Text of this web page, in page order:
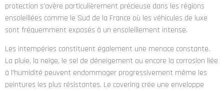
protection s'avère particulièrement précieuse dans les régions
ensoleillées comme le Sud de la France où les véhicules de luxe
sont fréquemment exposés à un ensoleillement intense.
Les intempéries constituent également une menace constante.
La pluie, la neige, le sel de déneigement ou encore la corrosion liée
à l'humidité peuvent endommager progressivement même les
peintures les plus résistantes. Le covering crée une enveloppe